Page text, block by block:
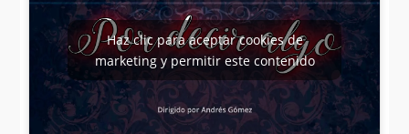
Haz clic para aceptar cookies de
marketing y permitir este contenido